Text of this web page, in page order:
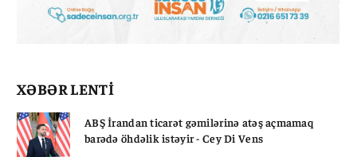
XƏBƏR LENTİ
ABŞ İrandan ticarət gəmilərinə atəş açmamaq
barədə öhdəlik istəyir - Cey Di Vens